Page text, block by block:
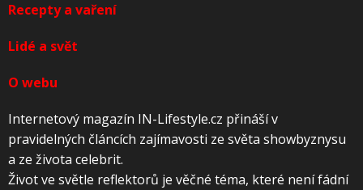
Recepty a vaření
Lidé a svět
O webu
Internetový magazín IN-Lifestyle.cz přináší v
pravidelných článcích zajímavosti ze světa showbyznysu
a ze života celebrit.
Život ve světle reflektorů je věčné téma, které není fádní